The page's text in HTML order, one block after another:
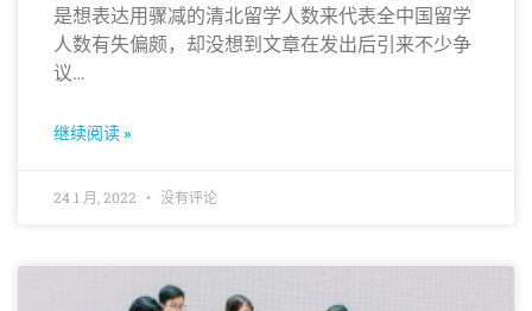
是想表达用骤减的清北留学人数来代表全中国留学
人数有失偏颇，却没想到文章在发出后引来不少争
议…
继续阅读 »
24 1 月, 2022 没有评论